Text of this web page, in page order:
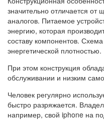
значительно отличается от
аналогов. Питаемое
энергию, которая
составу компонентов.
энергетической плотностью.
При этом конструкция
обслуживании и низким
Человек регулярно
быстро разряжается.
например, свой iphone на